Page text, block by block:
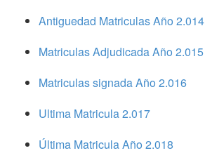
Antiguedad Matriculas Año 2.014
Matriculas Adjudicada Año 2.015
Matriculas signada Año 2.016
Ultima Matricula 2.017
Última Matricula Año 2.018